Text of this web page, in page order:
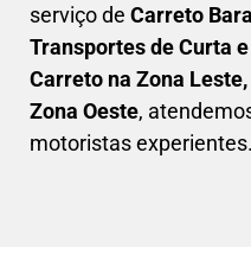
serviço de Carreto
Transportes de Curta
Carreto na Zona
Zona Oeste,
motoristas experientes.